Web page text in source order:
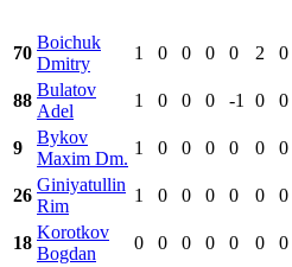
70
Boichuk
Dmitry
1 0 0 0 0 2 0
88
Bulatov
Adel
1 0 0 0 -1 0 0
9
Bykov
Maxim Dm.
1 0 0 0 0 0 0
26
Giniyatullin
Rim
1 0 0 0 0 0 0
18
Korotkov
Bogdan
0 0 0 0 0 0 0